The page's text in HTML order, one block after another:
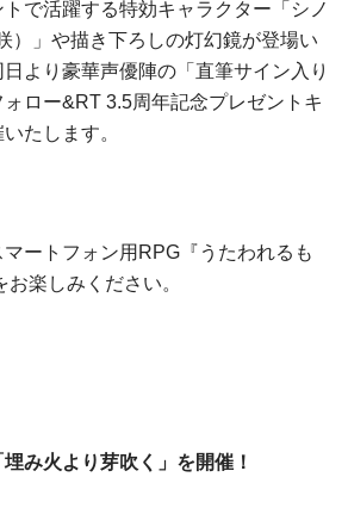
で活躍する特効キャラクター「シノ
）」や描き下ろしの灯幻鏡が登場い
より豪華声優陣の「直筆サイン入り
ロー&RT 3.5周年記念プレゼントキ
たします。
ートフォン用RPG『うたわれるも
楽しみください。
み火より芽吹く」を開催！